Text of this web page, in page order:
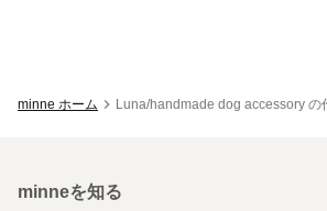
minne ホーム Luna/handmade dog accessory の
minneを知る